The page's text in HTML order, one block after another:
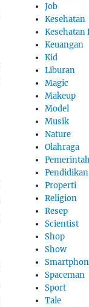
Job
Kesehatan
Kesehatan
Keuangan
Kid
Liburan
Magic
Makeup
Model
Musik
Nature
Olahraga
Pendidikan
Properti
Religion
Resep
Scientist
Shop
Show
Spaceman
Sport
Tale